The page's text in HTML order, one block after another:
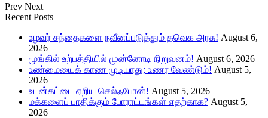
Prev Next
Recent Posts
உழவர் சந்தைகளை நவீனப்படுத்தும் தவெக அரசு! August 6,
2026
மூங்கில் உற்பத்தியில் முன்னோடி நிறுவனம்! August 6, 2026
உண்மையைக் காண முடியாது; உணர வேண்டும்! August 5,
2026
உடன்கட்டை ஏறிய செல்ஃபோன்! August 5, 2026
மக்களைப் பாதிக்கும் போராட்டங்கள் எதற்காக? August 5,
2026